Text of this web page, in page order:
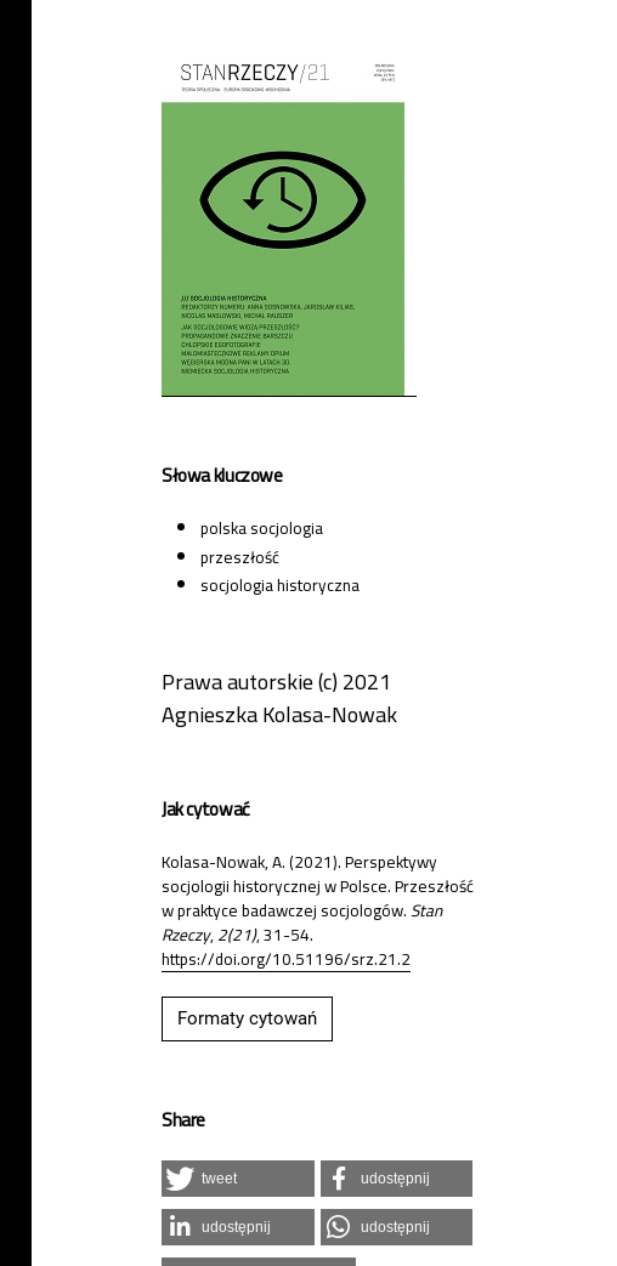
Cover image
Słowa kluczowe
polska socjologia
przeszłość
socjologia historyczna
Prawa autorskie (c) 2021
Agnieszka Kolasa-Nowak
Jak cytować
Kolasa-Nowak, A. (2021). Perspektywy
socjologii historycznej w Polsce. Przeszłość
w praktyce badawczej socjologów.Stan
Rzeczy,2(21), 31-54.
https://doi.org/10.51196/srz.21.2
Formaty cytowań
Share
tweet udostępnij
udostępnij udostępnij